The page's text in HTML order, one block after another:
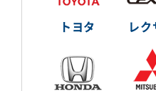
トヨタ レク